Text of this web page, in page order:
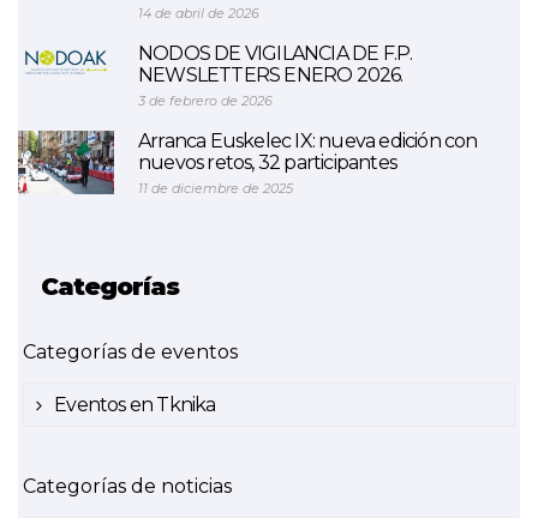
14 de abril de 2026
NODOS DE VIGILANCIA DE F.P.
NEWSLETTERS ENERO 2026.
3 de febrero de 2026
Arranca Euskelec IX: nueva edición con
nuevos retos, 32 participantes
11 de diciembre de 2025
Categorías
Categorías de eventos
Eventos en Tknika
Categorías de noticias